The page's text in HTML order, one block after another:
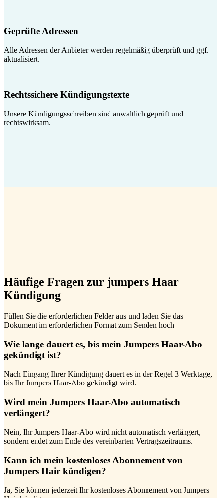
Geprüfte Adressen
Alle Adressen der Anbieter werden regelmäßig überprüft und ggf.
aktualisiert.
Rechtssichere Kündigungstexte
Unsere Kündigungsschreiben sind anwaltlich geprüft und
rechtswirksam.
Häufige Fragen zur jumpers Haar
Kündigung
Füllen Sie die erforderlichen Felder aus und laden Sie das
Dokument im erforderlichen Format zum Senden hoch
Wie lange dauert es, bis mein Jumpers Haar-Abo
gekündigt ist?
Nach Eingang Ihrer Kündigung dauert es in der Regel 3 Werktage,
bis Ihr Jumpers Haar-Abo gekündigt wird.
Wird mein Jumpers Haar-Abo automatisch
verlängert?
Nein, Ihr Jumpers Haar-Abo wird nicht automatisch verlängert,
sondern endet zum Ende des vereinbarten Vertragszeitraums.
Kann ich mein kostenloses Abonnement von
Jumpers Hair kündigen?
Ja, Sie können jederzeit Ihr kostenloses Abonnement von Jumpers